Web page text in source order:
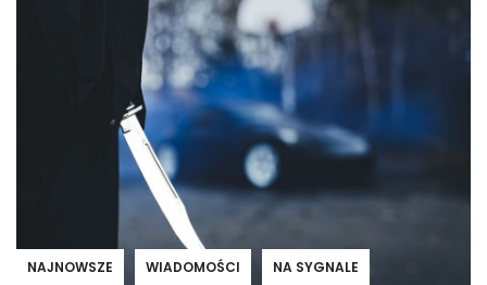
NAJNOWSZE WIADOMOŚCI NA SYGNALE